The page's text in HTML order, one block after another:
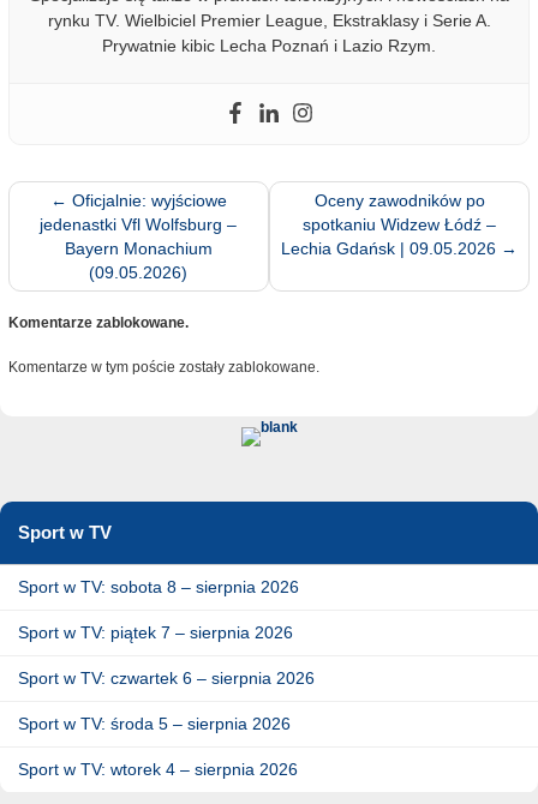
rynku TV. Wielbiciel Premier League, Ekstraklasy i Serie A.
Prywatnie kibic Lecha Poznań i Lazio Rzym.
← Oficjalnie: wyjściowe
jedenastki Vfl Wolfsburg –
Bayern Monachium
(09.05.2026)
Oceny zawodników po
spotkaniu Widzew Łódź –
Lechia Gdańsk | 09.05.2026 →
Komentarze zablokowane.
Komentarze w tym poście zostały zablokowane.
Sport w TV
Sport w TV: sobota 8 – sierpnia 2026
Sport w TV: piątek 7 – sierpnia 2026
Sport w TV: czwartek 6 – sierpnia 2026
Sport w TV: środa 5 – sierpnia 2026
Sport w TV: wtorek 4 – sierpnia 2026